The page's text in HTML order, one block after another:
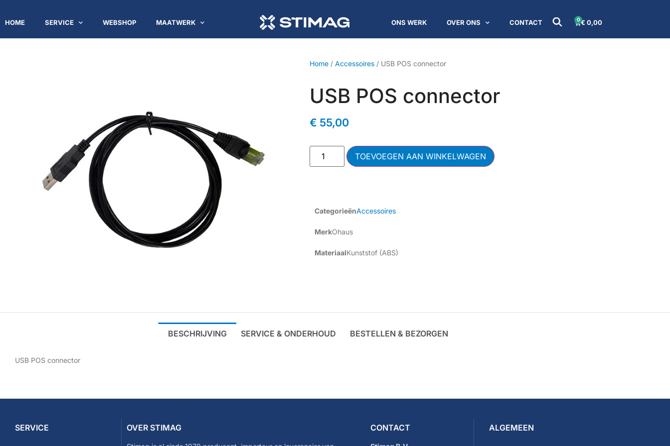
HOME SERVICE WEBSHOP MAATWERK ONS WERK OVER ONS CONTACT € 0,00
0
Home / Accessoires / USB POS connector
USB POS connector
€ 55,00
TOEVOEGEN AAN WINKELWAGEN
CategorieënAccessoires
MerkOhaus
MateriaalKunststof (ABS)
BESCHRIJVING SERVICE & ONDERHOUD BESTELLEN & BEZORGEN
USB POS connector
SERVICE OVER STIMAG CONTACT ALGEMEEN